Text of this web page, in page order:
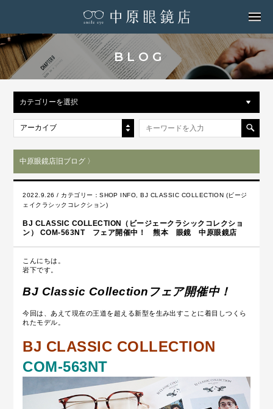
BLOG
カテゴリーを選択
アーカイブ
中原眼鏡店旧ブログ 〉
2022.9.26 / カテゴリー：SHOP INFO ,BJ CLASSIC COLLECTION (ビージ
ェイクラシックコレクション)
BJ CLASSIC COLLECTION（ビージェークラシックコレクショ
ン） COM-563NT フェア開催中！ 熊本 眼鏡 中原眼鏡店
こんにちは。
岩下です。
BJ Classic Collectionフェア開催中！
今回は、あえて現在の王道を超える新型を生み出すことに着目しつくら
れたモデル。
BJ CLASSIC COLLECTION
COM-563NT